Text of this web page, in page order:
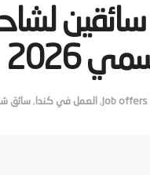
‫مطلوب 10
2026‬
Job offers
, العمل في كندا , سائق